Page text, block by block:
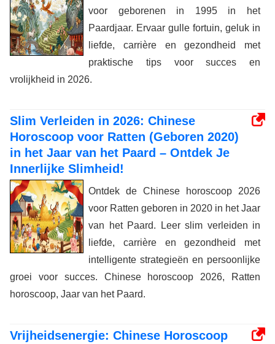
voor geborenen in 1995 in het
Paardjaar. Ervaar gulle fortuin, geluk in
liefde, carrière en gezondheid met
praktische tips voor succes en
vrolijkheid in 2026.
Slim Verleiden in 2026: Chinese
Horoscoop voor Ratten (Geboren 2020)
in het Jaar van het Paard – Ontdek Je
Innerlijke Slimheid!
Ontdek de Chinese horoscoop 2026
voor Ratten geboren in 2020 in het Jaar
van het Paard. Leer slim verleiden in
liefde, carrière en gezondheid met
intelligente strategieën en persoonlijke
groei voor succes. Chinese horoscoop 2026, Ratten
horoscoop, Jaar van het Paard.
Vrijheidsenergie: Chinese Horoscoop